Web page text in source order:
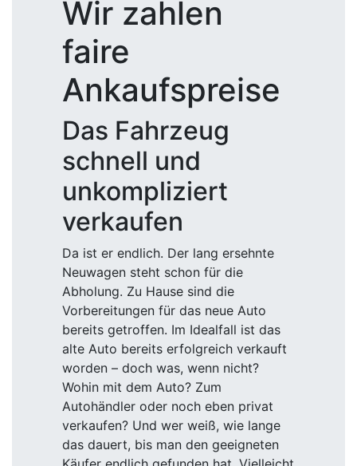
Wir zahlen
faire
Ankaufspreise
Das Fahrzeug
schnell und
unkompliziert
verkaufen
Da ist er endlich. Der lang ersehnte
Neuwagen steht schon für die
Abholung. Zu Hause sind die
Vorbereitungen für das neue Auto
bereits getroffen. Im Idealfall ist das
alte Auto bereits erfolgreich verkauft
worden – doch was, wenn nicht?
Wohin mit dem Auto? Zum
Autohändler oder noch eben privat
verkaufen? Und wer weiß, wie lange
das dauert, bis man den geeigneten